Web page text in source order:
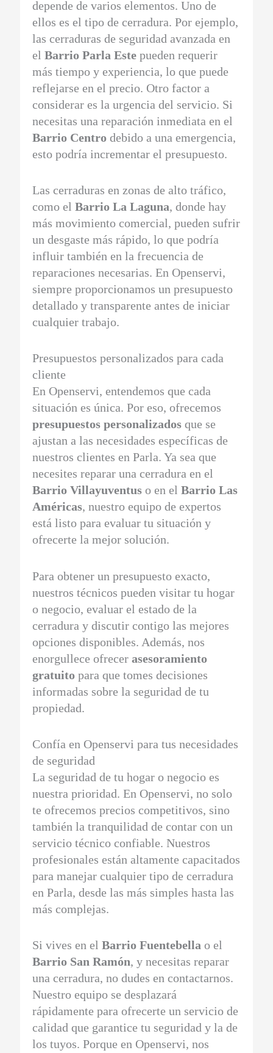
depende de varios elementos. Uno de
ellos es el tipo de cerradura. Por ejemplo,
las cerraduras de seguridad avanzada en
elBarrio Parla Este pueden requerir
más tiempo y experiencia, lo que puede
reflejarse en el precio. Otro factor a
considerar es la urgencia del servicio. Si
necesitas una reparación inmediata en el
Barrio Centro debido a una emergencia,
esto podría incrementar el presupuesto.
Las cerraduras en zonas de alto tráfico,
como elBarrio La Laguna, donde hay
más movimiento comercial, pueden sufrir
un desgaste más rápido, lo que podría
influir también en la frecuencia de
reparaciones necesarias. En Openservi,
siempre proporcionamos un presupuesto
detallado y transparente antes de iniciar
cualquier trabajo.
Presupuestos personalizados para cada
cliente
En Openservi, entendemos que cada
situación es única. Por eso, ofrecemos
presupuestos personalizados que se
ajustan a las necesidades específicas de
nuestros clientes en Parla. Ya sea que
necesites reparar una cerradura en el
Barrio Villayuventus o en elBarrio Las
Américas, nuestro equipo de expertos
está listo para evaluar tu situación y
ofrecerte la mejor solución.
Para obtener un presupuesto exacto,
nuestros técnicos pueden visitar tu hogar
o negocio, evaluar el estado de la
cerradura y discutir contigo las mejores
opciones disponibles. Además, nos
enorgullece ofrecerasesoramiento
gratuito para que tomes decisiones
informadas sobre la seguridad de tu
propiedad.
Confía en Openservi para tus necesidades
de seguridad
La seguridad de tu hogar o negocio es
nuestra prioridad. En Openservi, no solo
te ofrecemos precios competitivos, sino
también la tranquilidad de contar con un
servicio técnico confiable. Nuestros
profesionales están altamente capacitados
para manejar cualquier tipo de cerradura
en Parla, desde las más simples hasta las
más complejas.
Si vives en elBarrio Fuentebella o el
Barrio San Ramón, y necesitas reparar
una cerradura, no dudes en contactarnos.
Nuestro equipo se desplazará
rápidamente para ofrecerte un servicio de
calidad que garantice tu seguridad y la de
los tuyos. Porque en Openservi, nos